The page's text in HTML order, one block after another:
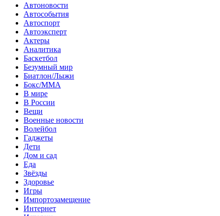
Автоновости
Автособытия
Автоспорт
Автоэксперт
Актеры
Аналитика
Баскетбол
Безумный мир
Биатлон/Лыжи
Бокс/MMA
В мире
В России
Вещи
Военные новости
Волейбол
Гаджеты
Дети
Дом и сад
Еда
Звёзды
Здоровье
Игры
Импортозамещение
Интернет